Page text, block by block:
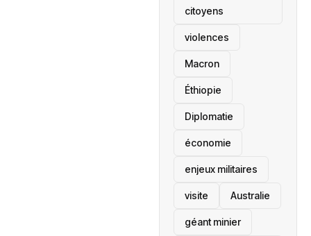
citoyens
violences
Macron
Éthiopie
Diplomatie
économie
enjeux militaires
visite ‎Australie
géant minier